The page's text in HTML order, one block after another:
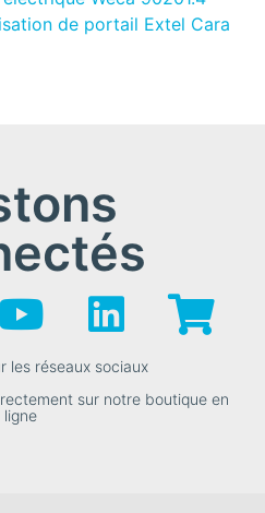
de portail Extel Cara
les réseaux sociaux
sur notre boutique en
ligne